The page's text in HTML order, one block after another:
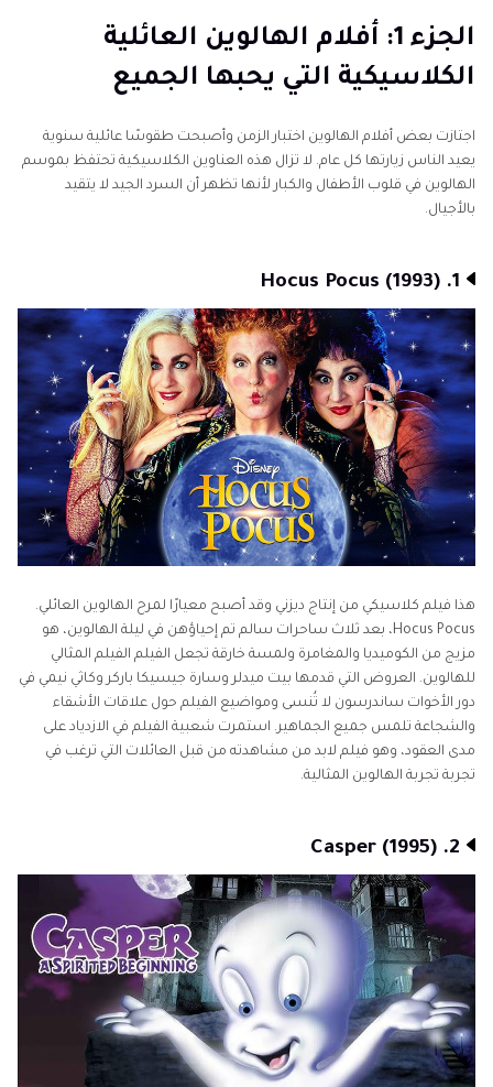
الجزء 2: نجاحات الهالوين العائلية الحديثة المناسبة للعائلة
HitPaw VikPea
الأسئلة المتكررة حول أفلام الهالوين العائلية
الجزء 1: أفلام الهالوين العائلية
الكلاسيكية التي يحبها الجميع
اجتازت بعض أفلام الهالوين اختبار الزمن وأصبحت طقوسًا عائلية سنوية
يعيد الناس زيارتها كل عام. لا تزال هذه العناوين الكلاسيكية تحتفظ بموسم
الهالوين في قلوب الأطفال والكبار لأنها تظهر أن السرد الجيد لا يتقيد
بالأجيال.
1. Hocus Pocus (1993)
هذا فيلم كلاسيكي من إنتاج ديزني وقد أصبح معيارًا لمرح الهالوين العائلي.
Hocus Pocus، بعد ثلاث ساحرات سالم تم إحياؤهن في ليلة الهالوين، هو
مزيج من الكوميديا والمغامرة ولمسة خارقة تجعل الفيلم الفيلم المثالي
للهالوين. العروض التي قدمها بيت ميدلر وسارة جيسيكا باركر وكاثي نيمي في
دور الأخوات ساندرسون لا تُنسى ومواضيع الفيلم حول علاقات الأشقاء
والشجاعة تلمس جميع الجماهير. استمرت شعبية الفيلم في الازدياد على
مدى العقود، وهو فيلم لابد من مشاهدته من قبل العائلات التي ترغب في
تجربة تجربة الهالوين المثالية.
2. Casper (1995)